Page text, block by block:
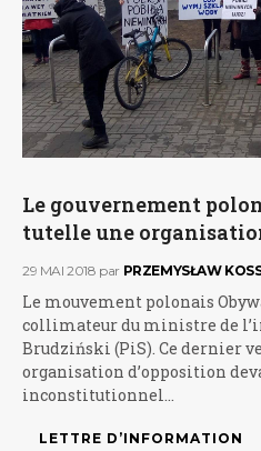
Le gouvernement
tutelle une
29 MAI 2018 par PRZEMYSŁAW
Le mouvement polonais
collimateur du ministre de
Brudziński (PiS). Ce dernier
organisation d’opposition
inconstitutionnel…
LETTRE D’INFORMATION